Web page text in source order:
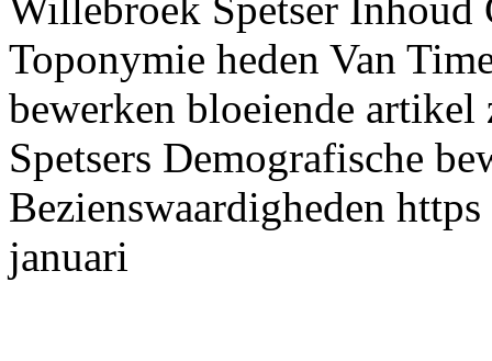
Willebroek Spetser Inhoud
Toponymie heden Van
bewerken bloeiende
Spetsers Demografische
Bezienswaardigheden
januari